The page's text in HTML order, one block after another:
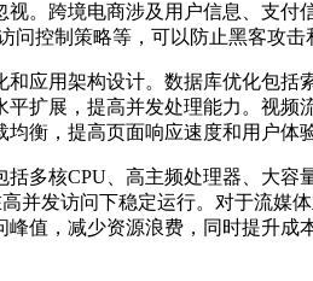
跨境电商涉及用户信息、支付
问控制策略等，可以防止黑客攻
用架构设计。数据库优化包括
扩展，提高并发处理能力。视
衡，提高页面响应速度和用户体验
核CPU、高主频处理器、大容
并发访问下稳定运行。对于流
值，减少资源浪费，同时提升成